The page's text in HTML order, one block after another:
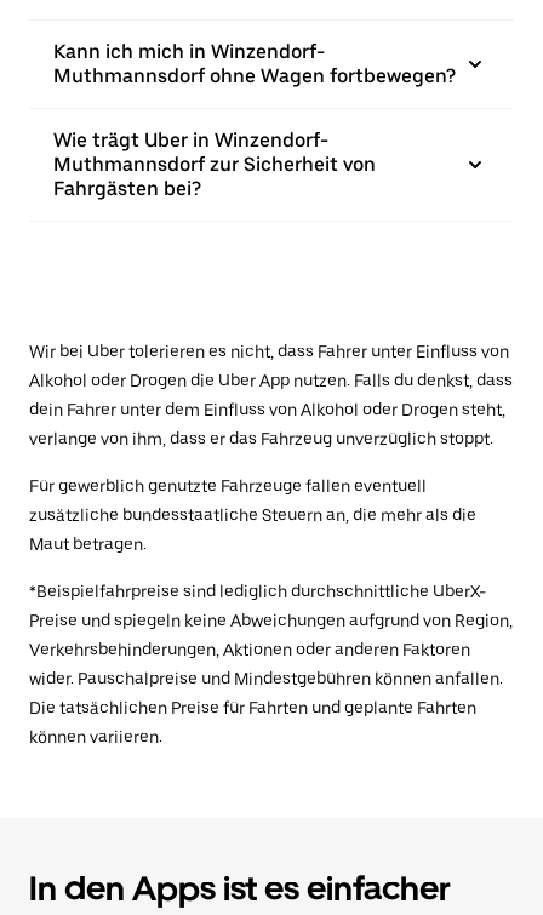
Kann ich mich in Winzendorf-
Muthmannsdorf ohne Wagen fortbewegen?
Wie trägt Uber in Winzendorf-
Muthmannsdorf zur Sicherheit von
Fahrgästen bei?
Wir bei Uber tolerieren es nicht, dass Fahrer unter Einfluss von
Alkohol oder Drogen die Uber App nutzen. Falls du denkst, dass
dein Fahrer unter dem Einfluss von Alkohol oder Drogen steht,
verlange von ihm, dass er das Fahrzeug unverzüglich stoppt.
Für gewerblich genutzte Fahrzeuge fallen eventuell
zusätzliche bundesstaatliche Steuern an, die mehr als die
Maut betragen.
*Beispielfahrpreise sind lediglich durchschnittliche UberX-
Preise und spiegeln keine Abweichungen aufgrund von Region,
Verkehrsbehinderungen, Aktionen oder anderen Faktoren
wider. Pauschalpreise und Mindestgebühren können anfallen.
Die tatsächlichen Preise für Fahrten und geplante Fahrten
können variieren.
In den Apps ist es einfacher